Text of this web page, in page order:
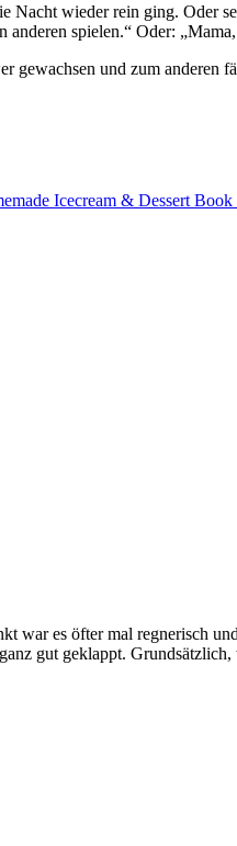
Nacht wieder rein ging. Oder
spielen.“ Oder:
und zum anderen
Icecream & Dessert Book
war es öfter mal regnerisch
gut geklappt.